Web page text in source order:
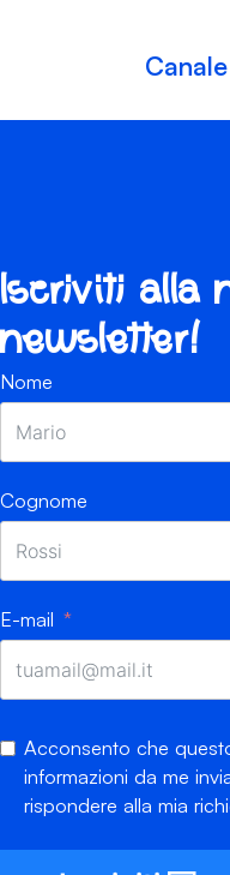
Iscriviti alla
newsletter!
Nome
Cognome
E-mail
Acconsento che
informazioni da me
rispondere alla mia